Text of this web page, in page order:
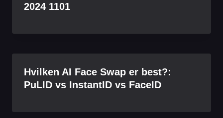
2024 1101
Hvilken AI Face Swap er best?:
PuLID vs InstantID vs FaceID